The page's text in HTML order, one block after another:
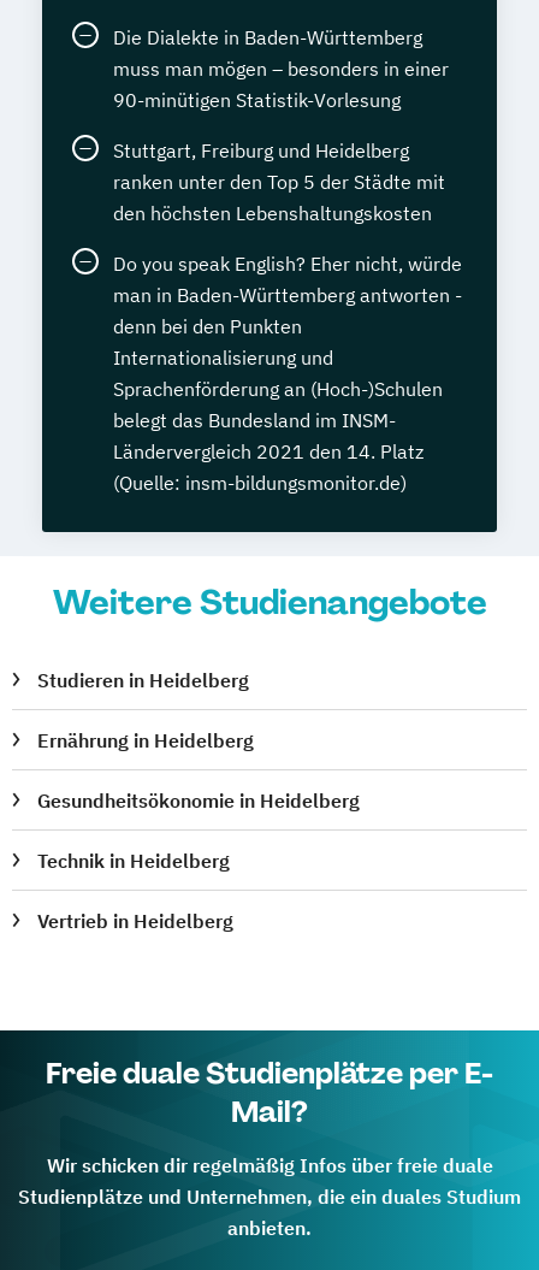
Die Dialekte in Baden-Württemberg
muss man mögen – besonders in einer
90-minütigen Statistik-Vorlesung
Stuttgart, Freiburg und Heidelberg
ranken unter den Top 5 der Städte mit
den höchsten Lebenshaltungskosten
Do you speak English? Eher nicht, würde
man in Baden-Württemberg antworten -
denn bei den Punkten
Internationalisierung und
Sprachenförderung an (Hoch-)Schulen
belegt das Bundesland im INSM-
Ländervergleich 2021 den 14. Platz
(Quelle: insm-bildungsmonitor.de)
Weitere Studienangebote
Studieren in Heidelberg
Ernährung in Heidelberg
Gesundheitsökonomie in Heidelberg
Technik in Heidelberg
Vertrieb in Heidelberg
Freie duale Studienplätze per E-
Mail?
Wir schicken dir regelmäßig Infos über freie duale
Studienplätze und Unternehmen, die ein duales Studium
anbieten.